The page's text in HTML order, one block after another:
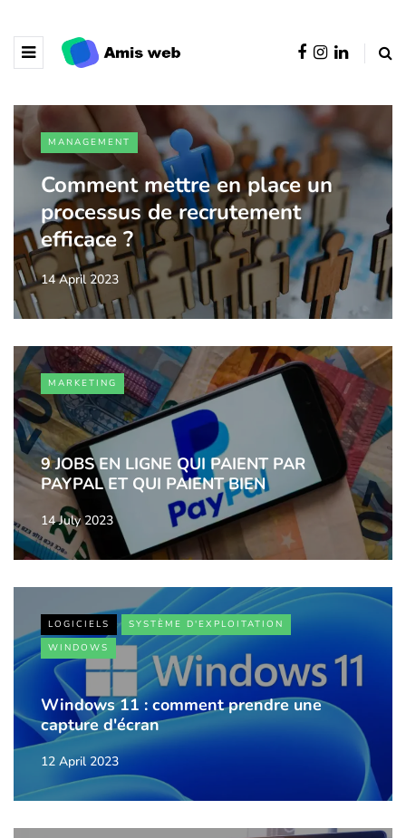
MANAGEMENT
Comment mettre en place un
processus de recrutement
efficace ?
14 April 2023
MARKETING
9 JOBS EN LIGNE QUI PAIENT PAR
PAYPAL ET QUI PAIENT BIEN
14 July 2023
LOGICIELS
SYSTÈME D'EXPLOITATION
WINDOWS
Windows 11 : comment prendre une
capture d'écran
12 April 2023